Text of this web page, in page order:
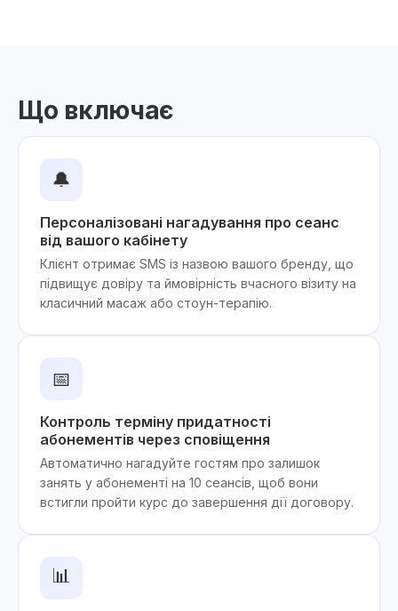
Що включає
🔔
Персоналізовані нагадування про сеанс
від вашого кабінету
Клієнт отримає SMS із назвою вашого бренду, що
підвищує довіру та ймовірність вчасного візиту на
класичний масаж або стоун-терапію.
📅
Контроль терміну придатності
абонементів через сповіщення
Автоматично нагадуйте гостям про залишок
занять у абонементі на 10 сеансів, щоб вони
встигли пройти курс до завершення дії договору.
📊